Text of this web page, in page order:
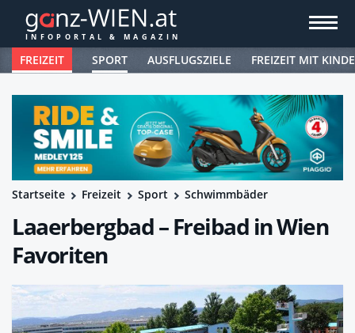
FREIZEIT SPORT AUSFLUGSZIELE FREIZEIT MIT
Startseite Freizeit Sport Schwimmbäder
Laaerbergbad – Freibad in Wien
Favoriten